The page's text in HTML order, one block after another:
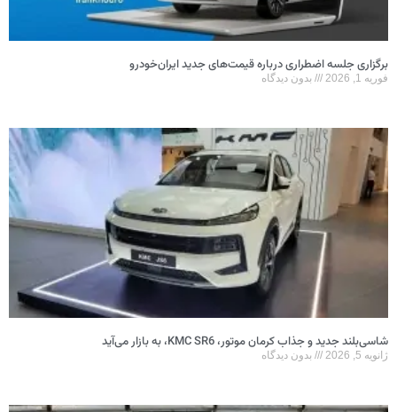
برگزاری جلسه اضطراری درباره قیمت‌های جدید ایران‌خودرو
فوریه 1, 2026 بدون دیدگاه
شاسی‌بلند جدید و جذاب کرمان موتور، KMC SR6، به بازار می‌آید
ژانویه 5, 2026 بدون دیدگاه